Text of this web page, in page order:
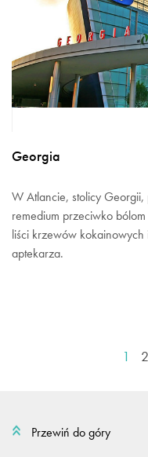
Georgia
W Atlancie, stolicy
remedium przeciwko
liści krzewów
aptekarza.
1 2
Przewiń do góry